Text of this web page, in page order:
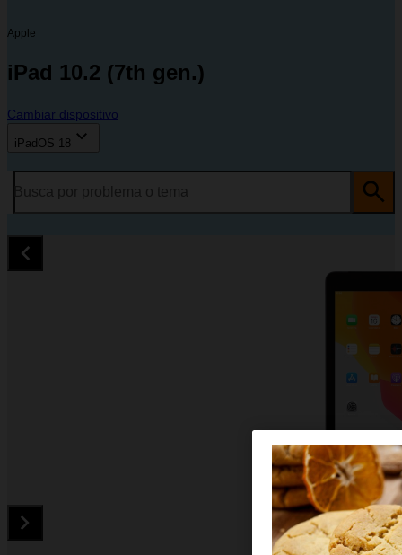
Apple
iPad 10.2 (7th gen.)
Cambiar dispositivo
iPadOS 18